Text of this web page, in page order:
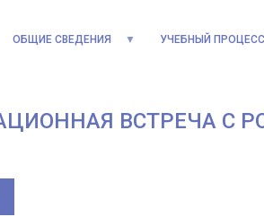
ОБЩИЕ СВЕДЕНИЯ УЧЕБНЫЙ ПРОЦЕСС
ВСТРЕЧА С